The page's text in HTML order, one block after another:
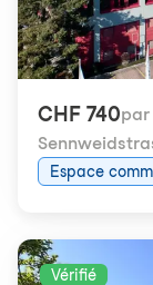
CHF 740par
Espace
Vérifié